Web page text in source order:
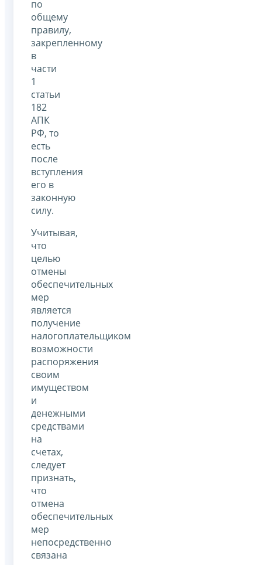
по
общему
правилу,
закрепленному
в
части
1
статьи
182
АПК
РФ, то
есть
после
вступления
его в
законную
силу.
Учитывая,
что
целью
отмены
обеспечительных
мер
является
получение
налогоплательщиком
возможности
распоряжения
своим
имуществом
и
денежными
средствами
на
счетах,
следует
признать,
что
отмена
обеспечительных
мер
непосредственно
связана